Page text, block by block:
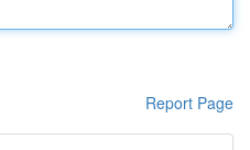
Report Page